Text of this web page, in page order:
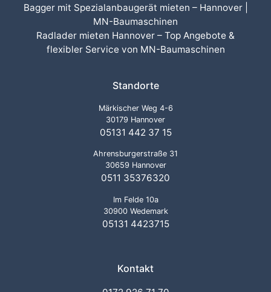
Bagger mit Spezialanbaugerät mieten – Hannover |
MN-Baumaschinen
Radlader mieten Hannover – Top Angebote &
flexibler Service von MN-Baumaschinen
Standorte
Märkischer Weg 4-6
30179 Hannover
05131 442 37 15
Ahrensburgerstraße 31
30659 Hannover
0511 35376320
Im Felde 10a
30900 Wedemark
05131 4423715
Kontakt